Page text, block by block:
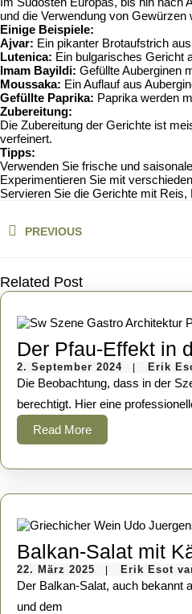
und die Verwendung von
Einige Beispiele:
Ajvar: Ein pikanter Brotaufstrich
Lutenica: Ein bulgarisches Gericht
Imam Bayildi: Gefüllte Auberginen
Moussaka: Ein Auflauf aus
Gefüllte Paprika: Paprika werden
Zubereitung:
Die Zubereitung der Gerichte ist
verfeinert.
Tipps:
Verwenden Sie frische und
Experimentieren Sie mit
Servieren Sie die Gerichte mit Reis,
PREVIOUS
post:
Related Post
Der Pfau-Effekt in
2. September 20242.
September
2024
Erik
Die Beobachtung, dass in der Szenegastronomie oft ein starker Fokus auf durchgestylte Innenarchitektur liegt, die zuweilen auf Kosten von Gemütlichkeit und Wohlfühlatmosphäre geht, ist durchaus
berechtigt. Hier eine
Read MoreRead
More
Balkan-Salat mit
22. März 2025 22.
März
2025
Erik Esot
Der Balkan-Salat, auch bekannt als Shopska-Salat, ist ein erfrischender und farbenfroher Salat, der perfekt zu gegrilltem Fleisch, Brot oder einfach als leichte Mahlzeit passt. Mit seinem würzigen Käse
und dem